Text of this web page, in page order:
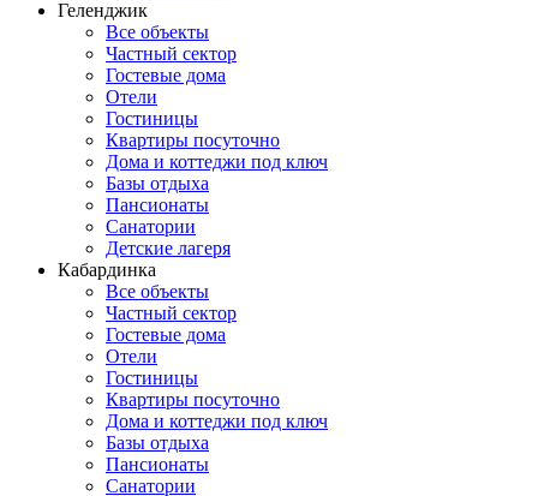
Геленджик
Все объекты
Частный сектор
Гостевые дома
Отели
Гостиницы
Квартиры посуточно
Дома и коттеджи под ключ
Базы отдыха
Пансионаты
Санатории
Детские лагеря
Кабардинка
Все объекты
Частный сектор
Гостевые дома
Отели
Гостиницы
Квартиры посуточно
Дома и коттеджи под ключ
Базы отдыха
Пансионаты
Санатории